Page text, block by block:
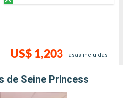
US$ 1,203 Tasas incluidas
de Seine Princess